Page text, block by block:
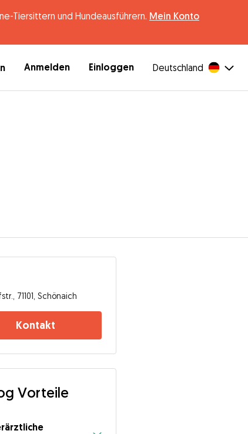
Tiersittern und Hundeausführern. Mein Konto
Anmelden Einloggen Deutschland
71101, Schönaich
Kontakt
Vorteile